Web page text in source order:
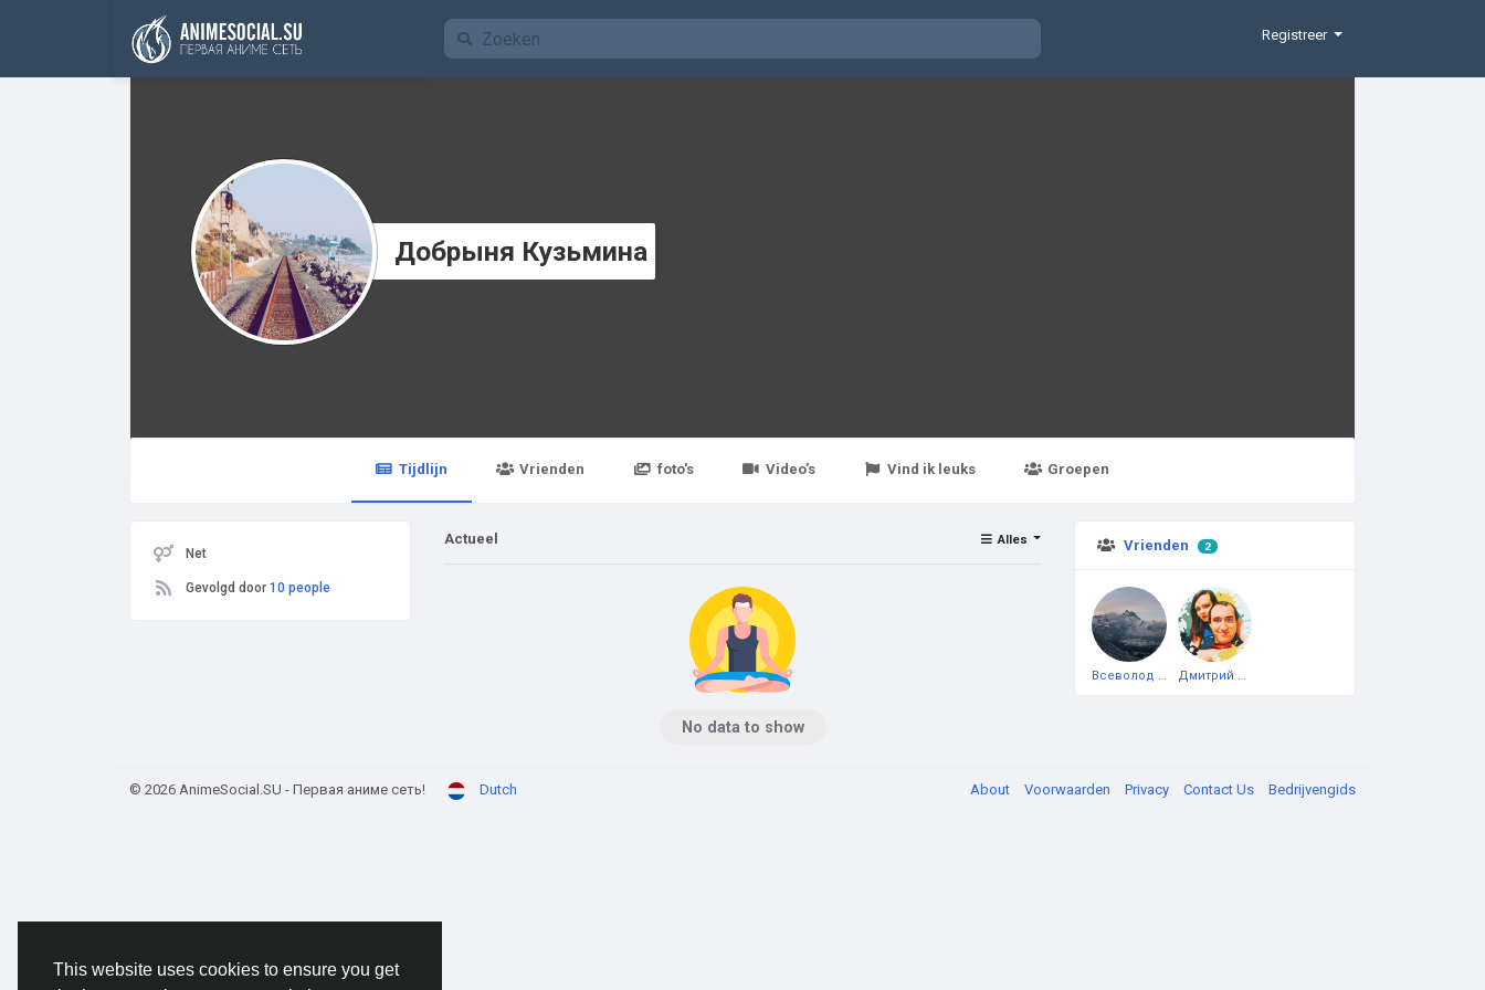
This website uses cookies to ensure you get
Funding
Registreer
Добрыня Кузьминa
Tijdlijn Vrienden foto's Video’s Vind ik leuks Groepen
Net
Gevolgd door 10 people
Vrienden 2
Всеволод Капустин Дмитрий Чеботарёв
Actueel Alles
No data to show
© 2026 AnimeSocial.SU - Первая аниме сеть! Dutch About Voorwaarden Privacy Contact Us Bedrijvengids